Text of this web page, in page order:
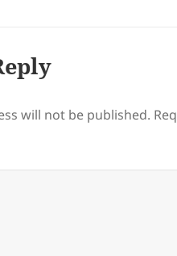
will not be published.